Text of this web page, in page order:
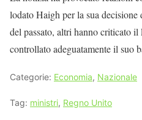
lodato Haigh per la sua decisione
del passato, altri hanno criticato
controllato adeguatamente il suo
Categorie: Economia, Nazionale
Tag: ministri, Regno Unito